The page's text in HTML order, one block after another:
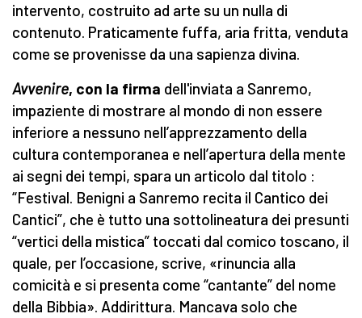
intervento, costruito ad arte su un nulla di
contenuto. Praticamente fuffa, aria fritta, venduta
come se provenisse da una sapienza divina.
Avvenire, con la firma dell'inviata a Sanremo,
impaziente di mostrare al mondo di non essere
inferiore a nessuno nell’apprezzamento della
cultura contemporanea e nell’apertura della mente
ai segni dei tempi, spara un articolo dal titolo :
“Festival. Benigni a Sanremo recita il Cantico dei
Cantici”, che è tutto una sottolineatura dei presunti
“vertici della mistica” toccati dal comico toscano, il
quale, per l’occasione, scrive, «rinuncia alla
comicità e si presenta come “cantante” del nome
della Bibbia». Addirittura. Mancava solo che